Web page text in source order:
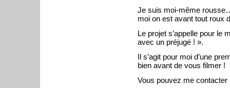
Je suis moi-même
moi on est avant tout roux
Le projet s’appelle pour
avec un préjugé ! ».
Il s’agit pour moi d’une
bien avant de vous filmer !
Vous pouvez me